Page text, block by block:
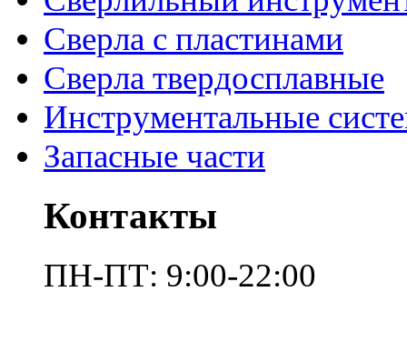
Сверла с пластинами
Сверла твердосплавные
Инструментальные
Запасные части
Контакты
ПН-ПТ: 9:00-22:00